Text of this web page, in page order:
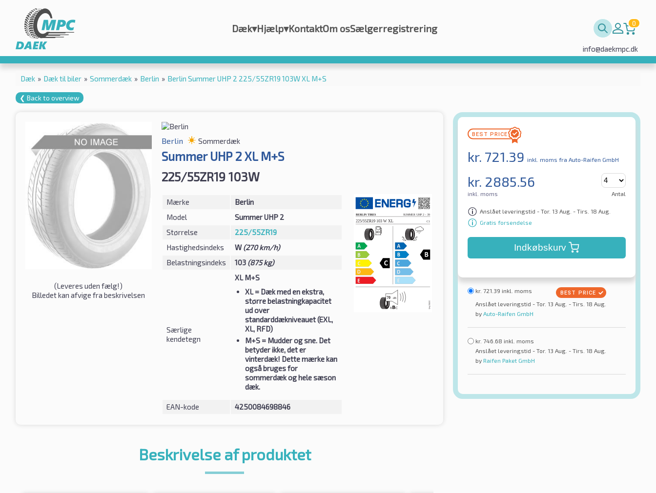
Dæk▾Hjælp▾KontaktOm osSælgerregistrering 0
info@daekmpc.dk
Dæk » Dæk til biler » Sommerdæk » Berlin » Berlin Summer UHP 2 225/55ZR19 103W XL M+S
❮ Back to overview
(Leveres uden fælg!)
Billedet kan afvige fra beskrivelsen
Berlin Sommerdæk
Summer UHP 2 XL M+S
225/55ZR19 103W
Mærke
Berlin
Model
Summer UHP 2
Størrelse
225/55ZR19
Hastighedsindeks
W(270 km/h)
Belastningsindeks
103 (875 kg)
Særlige
kendetegn
XL M+S
XL= Dæk med en ekstra,
større belastningkapacitet
ud over
standarddækniveauet (EXL,
XL, RFD)
M+S= Mudder og sne. Det
betyder ikke, det er
vinterdæk! Dette mærke kan
også bruges for
sommerdæk og hele sæson
dæk.
EAN-kode 4250084698846
kr. 721.39 inkl. moms fra Auto-Raifen GmbH
kr. 2885.56
inkl. moms Antal
Anslået leveringstid - Tor. 13 Aug. - Tirs. 18 Aug.
Gratis forsendelse
Indkøbskurv
kr. 721.39 inkl. moms
Anslået leveringstid - Tor. 13 Aug. - Tirs. 18 Aug.
by Auto-Raifen GmbH
kr. 746.68 inkl. moms
Anslået leveringstid - Tor. 13 Aug. - Tirs. 18 Aug.
by Raifen Paket GmbH
Beskrivelse af produktet